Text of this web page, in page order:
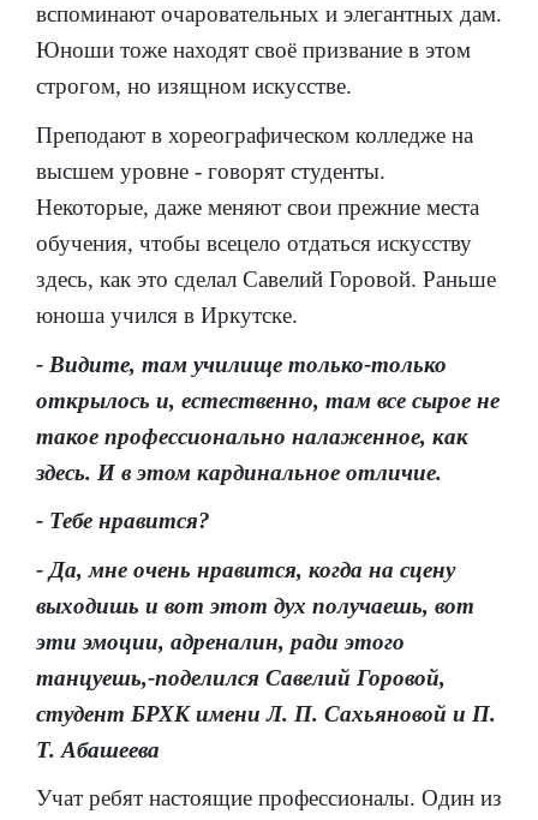
вспоминают очаровательных и элегантных дам.
Юноши тоже находят своё призвание в этом
строгом, но изящном искусстве.
Преподают в хореографическом колледже на
высшем уровне - говорят студенты.
Некоторые, даже меняют свои прежние места
обучения, чтобы всецело отдаться искусству
здесь, как это сделал Савелий Горовой. Раньше
юноша учился в Иркутске.
- Видите, там училище только-только
открылось и, естественно, там все сырое не
такое профессионально налаженное, как
здесь. И в этом кардинальное отличие.
- Тебе нравится?
- Да, мне очень нравится, когда на сцену
выходишь и вот этот дух получаешь, вот
эти эмоции, адреналин, ради этого
танцуешь,-поделился Савелий Горовой,
студент БРХК имени Л. П. Сахьяновой и П.
Т. Абашеева
Учат ребят настоящие профессионалы. Один из